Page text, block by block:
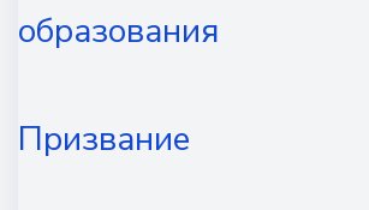
Сведения об образовательной организации